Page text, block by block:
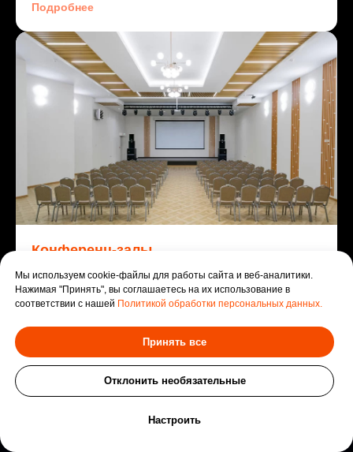
Оставить заявку
Подробнее
Конференц-залы
6 конференц-залов идеально подойдут для
проведения тренинга, конференции и любого
Мы используем cookie-файлы для работы сайта и веб-аналитики.
Нажимая "Принять", вы соглашаетесь на их использование в
соответствии с нашей Политикой обработки персональных данных.
Принять все
Отклонить необязательные
Настроить